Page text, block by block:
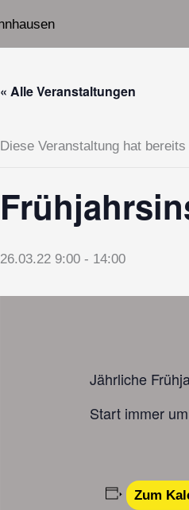
« Alle Veranstaltungen
Diese Veranstaltung hat
26.03.22 9:00 - 14:00
Jährliche
Start immer
Zum